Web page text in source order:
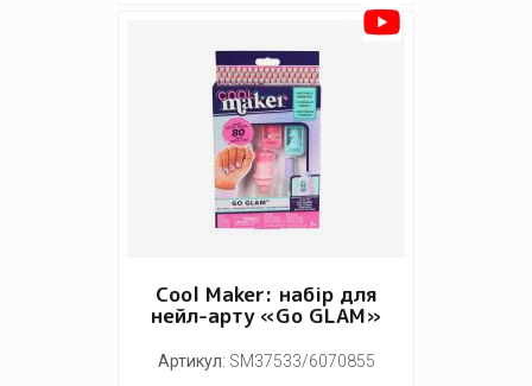
Cool Maker: набір для
нейл-арту «Go GLAM»
Артикул: SM37533/6070855